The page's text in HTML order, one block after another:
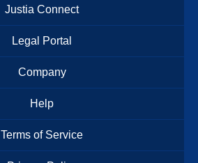
Justia Connect
Legal Portal
Company
Help
Terms of Service